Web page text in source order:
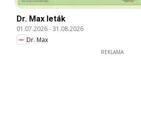
Dr. Max leták
01.07.2026-31.08.2026
Dr. Max
REKLAMA